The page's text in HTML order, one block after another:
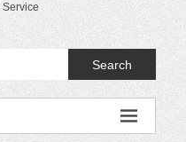
Service
Search